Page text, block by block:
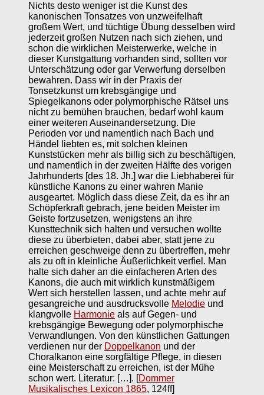
Nichts desto weniger ist die Kunst des
kanonischen Tonsatzes von unzweifelhaft
großem Wert, und tüchtige Übung desselben wird
jederzeit großen Nutzen nach sich ziehen, und
schon die wirklichen Meisterwerke, welche in
dieser Kunstgattung vorhanden sind, sollten vor
Unterschätzung oder gar Verwerfung derselben
bewahren. Dass wir in der Praxis der
Tonsetzkunst um krebsgängige und
Spiegelkanons oder polymorphische Rätsel uns
nicht zu bemühen brauchen, bedarf wohl kaum
einer weiteren Auseinandersetzung. Die
Perioden vor und namentlich nach Bach und
Händel liebten es, mit solchen kleinen
Kunststücken mehr als billig sich zu beschäftigen,
und namentlich in der zweiten Hälfte des vorigen
Jahrhunderts [des 18. Jh.] war die Liebhaberei für
künstliche Kanons zu einer wahren Manie
ausgeartet. Möglich dass diese Zeit, da es ihr an
Schöpferkraft gebrach, jene beiden Meister im
Geiste fortzusetzen, wenigstens an ihre
Kunsttechnik sich halten und versuchen wollte
diese zu überbieten, dabei aber, statt jene zu
erreichen geschweige denn zu übertreffen, mehr
als zu oft in kleinliche Äußerlichkeit verfiel. Man
halte sich daher an die einfacheren Arten des
Kanons, die auch mit wirklich kunstmäßigem
Wert sich herstellen lassen, und achte mehr auf
gesangreiche und ausdrucksvolle Melodie und
klangvolle Harmonie als auf Gegen- und
krebsgängige Bewegung oder polymorphische
Verwandlungen. Von den künstlichen Gattungen
verdienen nur der Doppelkanon und der
Choralkanon eine sorgfältige Pflege, in diesen
eine Meisterschaft zu erreichen, ist der Mühe
schon wert. Literatur: […]. [Dommer
Musikalisches Lexicon 1865, 124ff]